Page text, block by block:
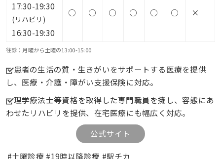
17:30-19:30
(リハビリ)
16:30-19:30
○ ○ ○ ○ ○ ○ ×
往診：月曜から土曜の13:00-15:00
患者の生活の質・生きがいをサポートする医療を提供
し、医療・介護・障がい支援保険に対応。
理学療法士等資格を取得した専門職員を擁し、容態にあ
わせたリハビリを提供、在宅医療にも幅広く対応。
公式サイト
#土曜診療 #19時以降診療 #駅チカ